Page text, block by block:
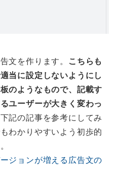
文を作ります。 こちらも
当に設定しないようにし
のようなもので、記載す
ユーザーが大きく変わっ
記の記事を参考にしてみ
わかりやすいよう初歩的
ジョンが増える広告文の